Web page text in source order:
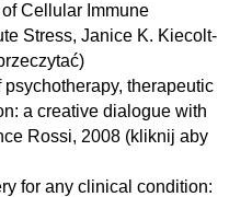
Cellular Immune
Stress, Janice K. Kiecolt-
therapeutic
a creative dialogue with
Rossi, 2008 (kliknij aby
for any clinical condition: